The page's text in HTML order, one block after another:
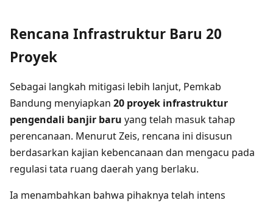
Rencana Infrastruktur Baru 20
Proyek
Sebagai langkah mitigasi lebih lanjut, Pemkab
Bandung menyiapkan 20 proyek infrastruktur
pengendali banjir baru yang telah masuk tahap
perencanaan. Menurut Zeis, rencana ini disusun
berdasarkan kajian kebencanaan dan mengacu pada
regulasi tata ruang daerah yang berlaku.
Ia menambahkan bahwa pihaknya telah intens